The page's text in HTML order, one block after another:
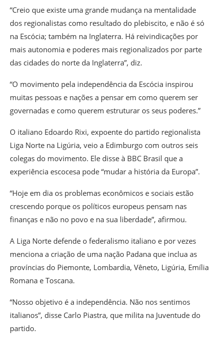
“Creio que existe uma grande mudança na mentalidade
dos regionalistas como resultado do plebiscito, e não é só
na Escócia; também na Inglaterra. Há reivindicações por
mais autonomia e poderes mais regionalizados por parte
das cidades do norte da Inglaterra”, diz.
“O movimento pela independência da Escócia inspirou
muitas pessoas e nações a pensar em como querem ser
governadas e como querem estruturar os seus poderes.”
O italiano Edoardo Rixi, expoente do partido regionalista
Liga Norte na Ligúria, veio a Edimburgo com outros seis
colegas do movimento. Ele disse à BBC Brasil que a
experiência escocesa pode “mudar a história da Europa”.
“Hoje em dia os problemas econômicos e sociais estão
crescendo porque os políticos europeus pensam nas
finanças e não no povo e na sua liberdade”, afirmou.
A Liga Norte defende o federalismo italiano e por vezes
menciona a criação de uma nação Padana que inclua as
províncias do Piemonte, Lombardia, Vêneto, Ligúria, Emília
Romana e Toscana.
“Nosso objetivo é a independência. Não nos sentimos
italianos”, disse Carlo Piastra, que milita na Juventude do
partido.